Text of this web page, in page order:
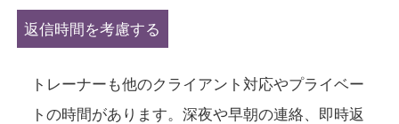
返信時間を考慮する
トレーナーも他のクライアント対応やプライベー
トの時間があります。深夜や早朝の連絡、即時返